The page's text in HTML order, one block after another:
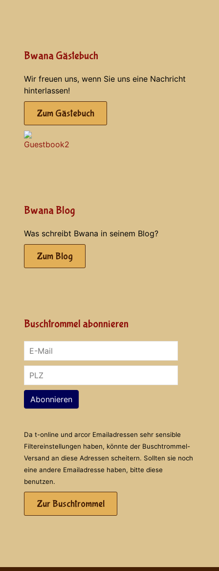
Bwana Gästebuch
Wir freuen uns, wenn Sie uns eine Nachricht
hinterlassen!
Zum Gästebuch
Bwana Blog
Was schreibt Bwana in seinem Blog?
Zum Blog
Buschtrommel abonnieren
Abonnieren
Da t-online und arcor Emailadressen sehr sensible
Filtereinstellungen haben, könnte der Buschtrommel-
Versand an diese Adressen scheitern. Sollten sie noch
eine andere Emailadresse haben, bitte diese
benutzen.
Zur Buschtrommel